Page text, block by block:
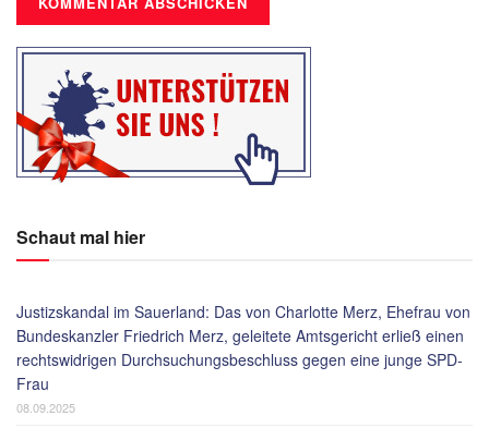
Schaut mal hier
Justizskandal im Sauerland: Das von Charlotte Merz, Ehefrau von
Bundeskanzler Friedrich Merz, geleitete Amtsgericht erließ einen
rechtswidrigen Durchsuchungsbeschluss gegen eine junge SPD-
Frau
08.09.2025